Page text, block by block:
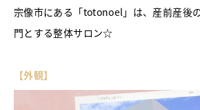
宗像市にある「totonoel」は、産前産後
門とする整体サロン☆
【外観】